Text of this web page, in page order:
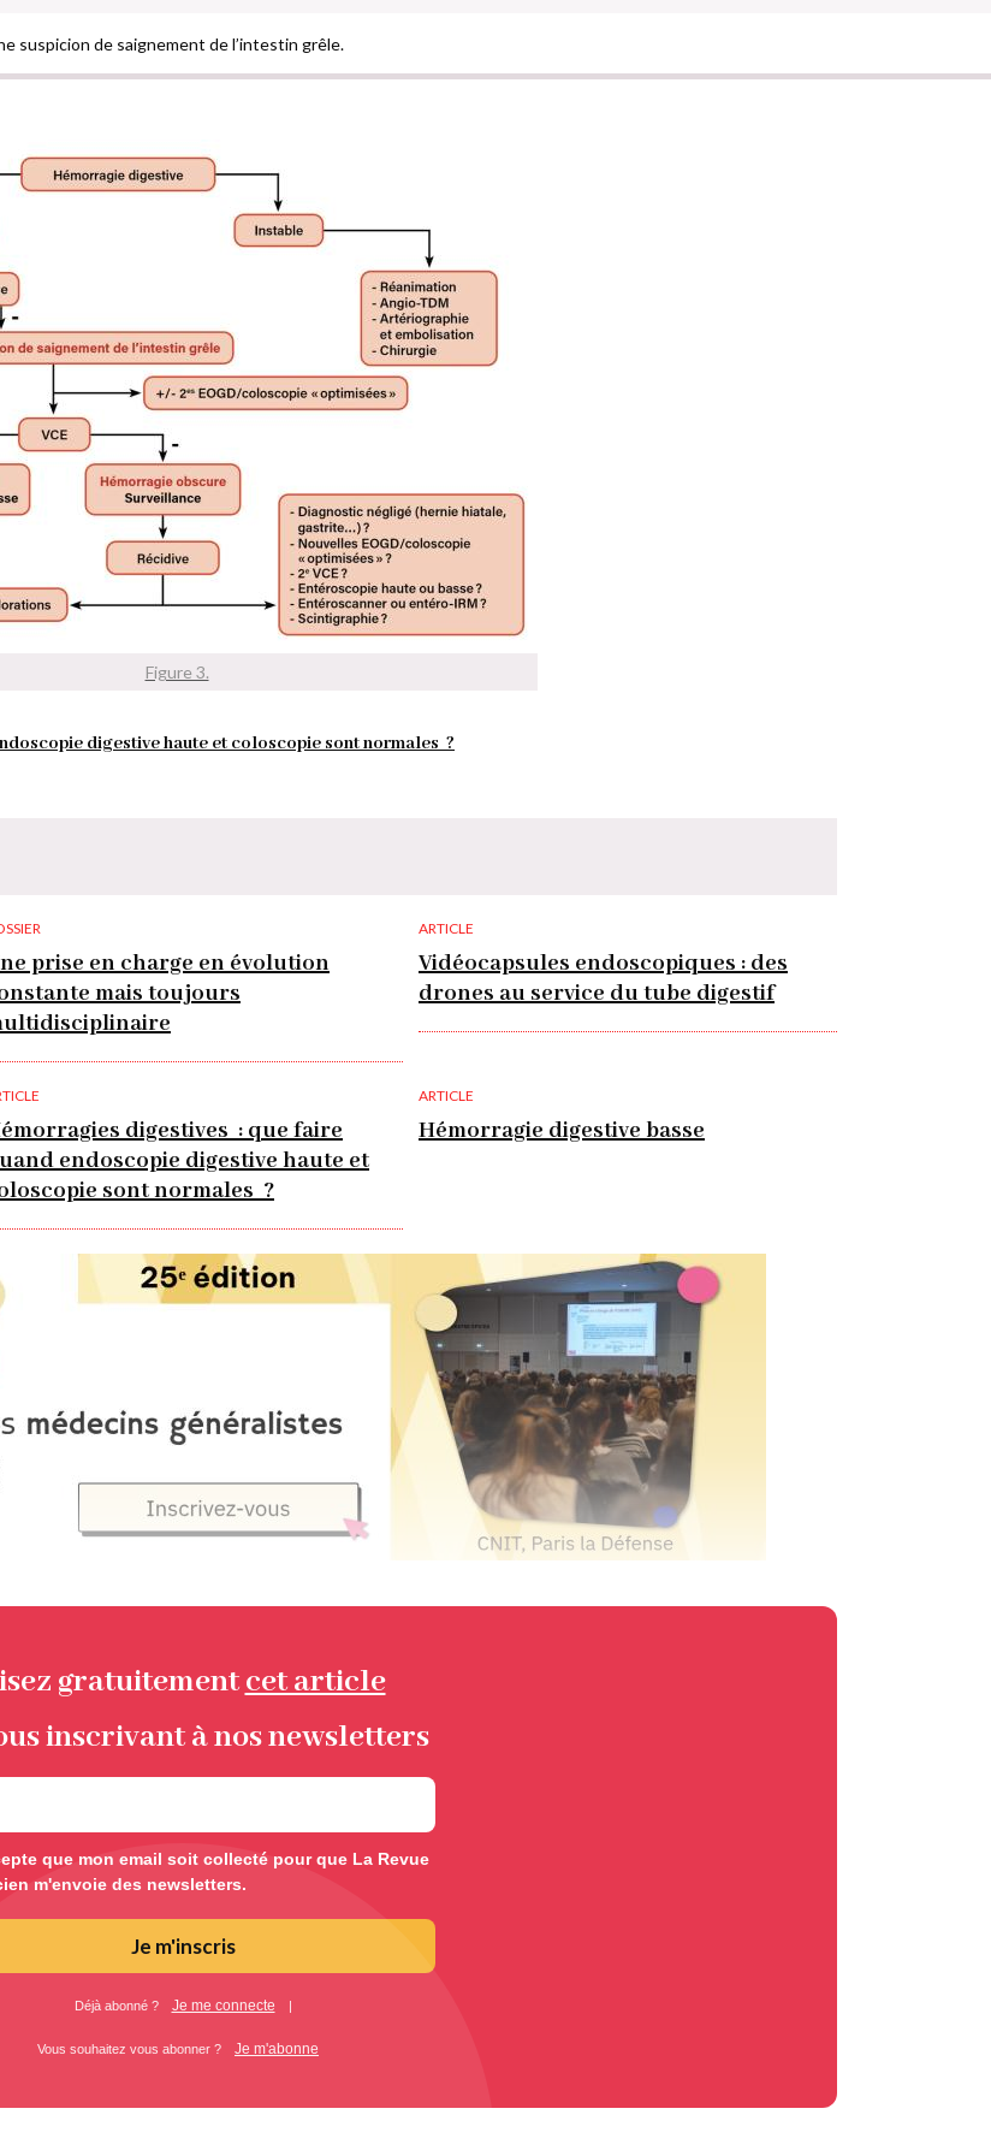
suspicion de saignement de l’intestin grêle.
Figure 3.
digestive haute et coloscopie sont normales ?
prise en charge en évolution
mais toujours
ARTICLE
Vidéocapsules endoscopiques : des
drones au service du tube digestif
digestives : que faire
endoscopie digestive haute et
sont normales ?
ARTICLE
Hémorragie digestive basse
gratuitementcet article
inscrivant à nos newsletters
que mon email soit collecté pour que La Revue
m'envoie des newsletters.
Je m'inscris
Déjà abonné ? Je me connecte |
Vous souhaitez vous abonner ? Je m'abonne